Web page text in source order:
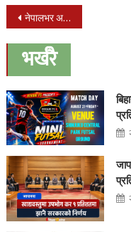
Post
navigation
नेपालभर अत्यावश्यक बाहेक सबै सेवा बन्द
भर्खरै